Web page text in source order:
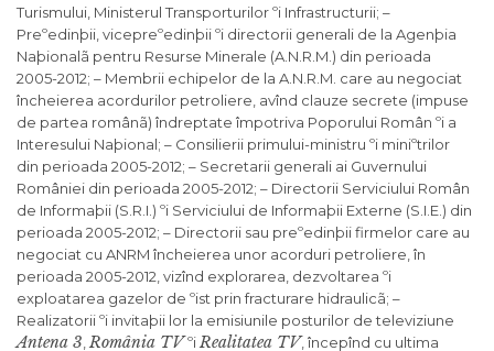
Turismului, Ministerul Transporturilor ºi Infrastructurii; –
Preºedinþii, vicepreºedinþii ºi directorii generali de la Agenþia
Naþionalã pentru Resurse Minerale (A.N.R.M.) din perioada
2005-2012; – Membrii echipelor de la A.N.R.M. care au negociat
încheierea acordurilor petroliere, avînd clauze secrete (impuse
de partea românã) îndreptate împotriva Poporului Român ºi a
Interesului Naþional; – Consilierii primului-ministru ºi miniºtrilor
din perioada 2005-2012; – Secretarii generali ai Guvernului
României din perioada 2005-2012; – Directorii Serviciului Român
de Informaþii (S.R.I.) ºi Serviciului de Informaþii Externe (S.I.E.) din
perioada 2005-2012; – Directorii sau preºedinþii firmelor care au
negociat cu ANRM încheierea unor acorduri petroliere, în
perioada 2005-2012, vizînd explorarea, dezvoltarea ºi
exploatarea gazelor de ºist prin fracturare hidraulicã; –
Realizatorii ºi invitaþii lor la emisiunile posturilor de televiziune
Antena 3 România TVºiRealitatea TV, începînd cu ultima